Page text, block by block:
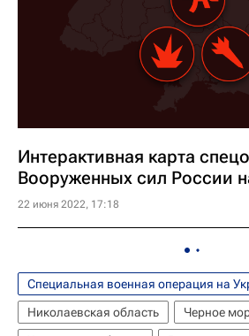
Интерактивная карта
Вооруженных сил России
22 июня 2022, 17:18
Специальная военная операция на
Николаевская область
Черное